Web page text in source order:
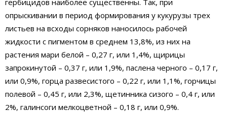
гербицидов наиболее существенны. Так, при
опрыскивании в период формирования у кукурузы трех
листьев на всходы сорняков наносилось рабочей
жидкости с пигментом в среднем 13,8%, из них на
растения мари белой – 0,27 г, или 1,4%, щирицы
запрокинутой – 0,37 г, или 1,9%, паслена черного – 0,17 г,
или 0,9%, горца развесистого – 0,22 г, или 1,1%, горчицы
полевой – 0,45 г, или 2,3%, щетинника сизого – 0,4 г, или
2%, галинсоги мелкоцветной – 0,18 г, или 0,9%.